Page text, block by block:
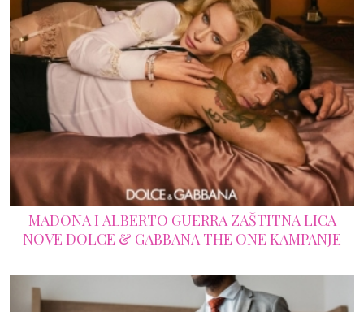
MADONA I ALBERTO GUERRA ZAŠTITNA LICA
NOVE DOLCE & GABBANA THE ONE KAMPANJE